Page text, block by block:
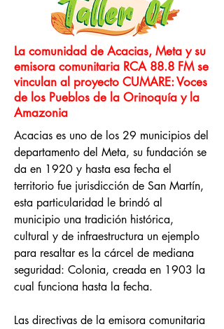
La comunidad de Acacias, Meta y su
emisora comunitaria RCA 88.8 FM se
vinculan al proyecto CUMARE: Voces
de los Pueblos de la Orinoquía y la
Amazonia
Acacias es uno de los 29 municipios del
departamento del Meta, su fundación se
da en 1920 y hasta esa fecha el
territorio fue jurisdicción de San Martín,
esta particularidad le brindó al
municipio una tradición histórica,
cultural y de infraestructura un ejemplo
para resaltar es la cárcel de mediana
seguridad: Colonia, creada en 1903 la
cual funciona hasta la fecha.
Las directivas de la emisora comunitaria